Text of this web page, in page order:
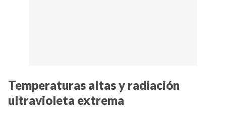
Temperaturas altas y radiación
ultravioleta extrema